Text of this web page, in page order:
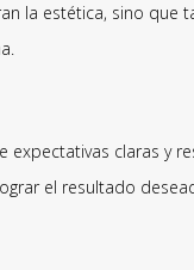
la estética, sino que
expectativas claras y
el resultado